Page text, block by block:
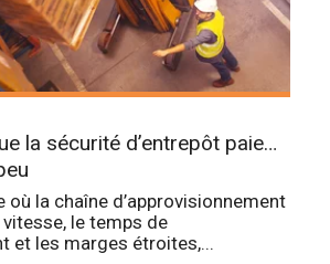
la sécurité d’entrepôt paie…
où la chaîne d’approvisionnement
le temps de
et les marges étroites,...